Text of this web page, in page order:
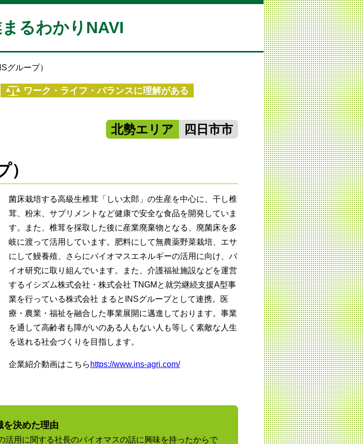
るわかりNAVI
グループ）
ワーク・ライフ・バランスに理解がある
北勢エリア 四日市市
菌床栽培する高級生椎茸「しい太郎」の生産を中心に、干し椎
茸、粉末、サプリメントなど健康で安全な食品を開発していま
す。また、椎茸を採取した後に産業廃棄物となる、廃菌床を多
岐に渡って活用しています。肥料にして無農薬野菜栽培、エサ
にして鰻養殖、さらにバイオマスエネルギーの活用に向け、バ
イオ研究に取り組んでいます。また、介護福祉施設などを運営
するイシズム株式会社・株式会社 TNGMと就労継続支援A型事
業を行っている株式会社 まるとINSグループとして連携。医
療・農業・福祉を融合した事業展開に邁進しております。事業
を通して高齢者も障がいのある人もない人も等しく素敵な人生
を送れる社会づくりを目指します。
企業紹介動画はこちら https://www.ins-agri.com/
を決めた理由
活用に関する社長のバイオマスの話に興味を持ったからで